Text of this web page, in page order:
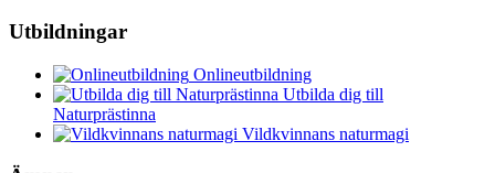
Utbildningar
Onlineutbildning
Utbilda dig till
Naturprästinna
Vildkvinnans naturmagi